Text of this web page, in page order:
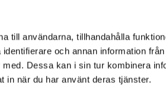
till användarna, tillhandahålla
och annan information
Dessa kan i sin tur kombinera
in när du har använt deras tjänster.